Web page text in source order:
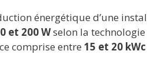
énergétique d’une
et 200 Wselon la
comprise entre 15 et 20 kWc